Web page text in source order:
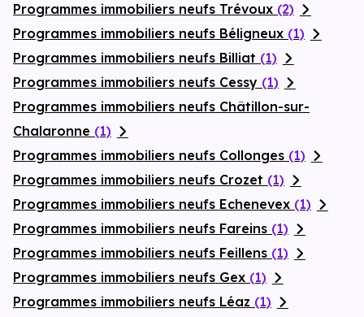
Programmes immobiliers neufs Trévoux (2)
Programmes immobiliers neufs Béligneux (1)
Programmes immobiliers neufs Billiat (1)
Programmes immobiliers neufs Cessy (1)
Programmes immobiliers neufs Châtillon-sur-
Chalaronne (1)
Programmes immobiliers neufs Collonges (1)
Programmes immobiliers neufs Crozet (1)
Programmes immobiliers neufs Echenevex (1)
Programmes immobiliers neufs Fareins (1)
Programmes immobiliers neufs Feillens (1)
Programmes immobiliers neufs Gex (1)
Programmes immobiliers neufs Léaz (1)